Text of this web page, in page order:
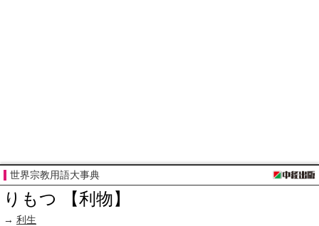
世界宗教用語大事典
りもつ 【利物】
→ 利生